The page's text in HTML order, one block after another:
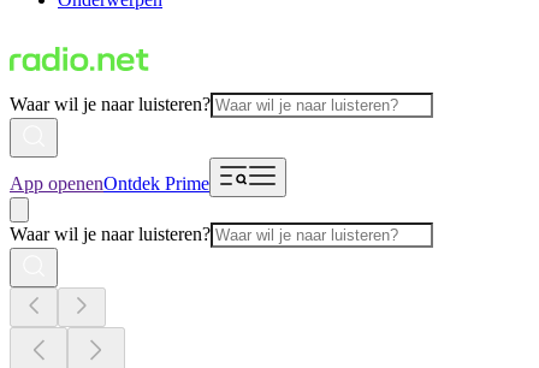
Waar wil je naar luisteren?
App openenOntdek Prime
Waar wil je naar luisteren?